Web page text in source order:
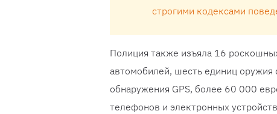
строгими кодексами
Полиция также изъяла 16
автомобилей, шесть единиц оружия
обнаружения GPS, более 60 000
телефонов и электронных